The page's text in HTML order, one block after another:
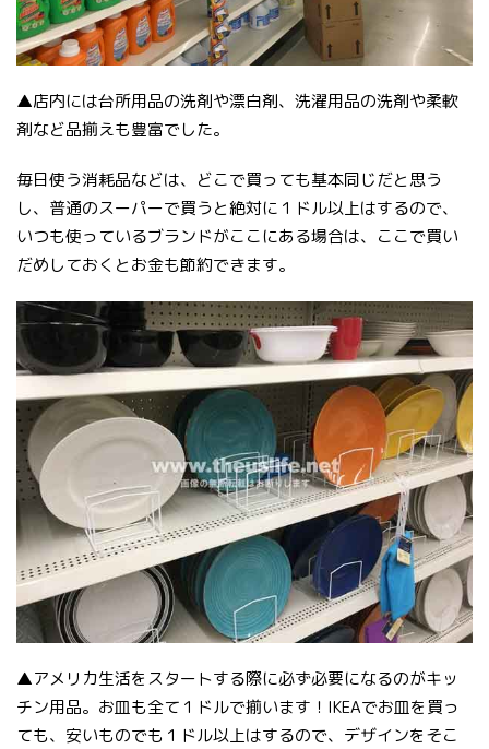
▲店内には台所用品の洗剤や漂白剤、洗濯用品の洗剤や柔軟
剤など品揃えも豊富でした。
毎日使う消耗品などは、どこで買っても基本同じだと思う
し、普通のスーパーで買うと絶対に１ドル以上はするので、
いつも使っているブランドがここにある場合は、ここで買い
だめしておくとお金も節約できます。
▲アメリカ生活をスタートする際に必ず必要になるのがキッ
チン用品。お皿も全て１ドルで揃います！IKEAでお皿を買っ
ても、安いものでも１ドル以上はするので、デザインをそこ